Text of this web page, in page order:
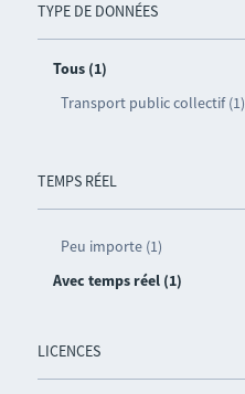
TYPE DE DONNÉES
Tous (1)
Transport public collectif (1)
TEMPS RÉEL
Peu importe (1)
Avec temps réel (1)
LICENCES